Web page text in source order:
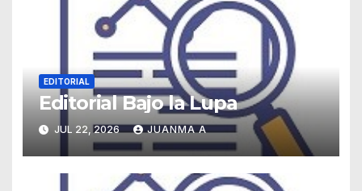
EDITORIAL
Editorial Bajo la Lupa
JUL 22, 2026 JUANMA A